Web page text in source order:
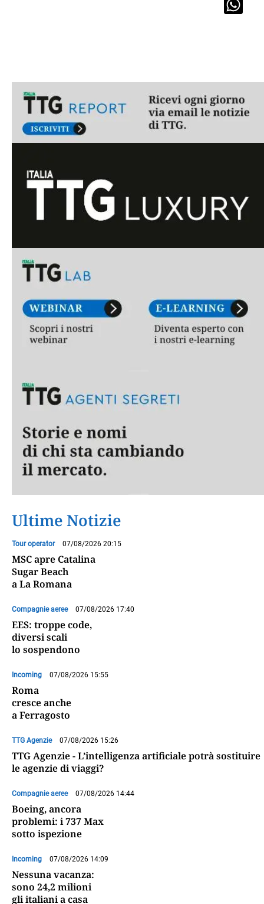
Ultime Notizie
Tour operator 07/08/2026 20:15
MSC apre Catalina
Sugar Beach
a La Romana
Compagnie aeree 07/08/2026 17:40
EES: troppe code,
diversi scali
lo sospendono
Incoming 07/08/2026 15:55
Roma
cresce anche
a Ferragosto
TTG Agenzie 07/08/2026 15:26
TTG Agenzie - L’intelligenza artificiale potrà sostituire
le agenzie di viaggi?
Compagnie aeree 07/08/2026 14:44
Boeing, ancora
problemi: i 737 Max
sotto ispezione
Incoming 07/08/2026 14:09
Nessuna vacanza:
sono 24,2 milioni
gli italiani a casa